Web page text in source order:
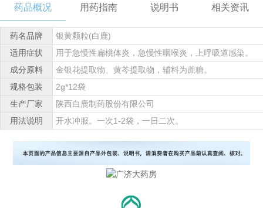
药品概况 用药指南 说明书 相关资讯
药名品牌
银黄颗粒(白鹿)
适用症状
用于急慢性扁桃体炎，急慢性咽喉炎，上呼吸道感染。
成分原料
金银花提取物、黄芩提取物，辅料为蔗糖。
规格包装
2g*12袋
生产厂家
陕西白鹿制药股份有限公司
用法说明
开水冲服。一次1-2袋，一日二次。